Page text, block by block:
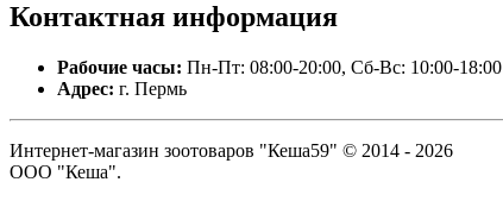
Контактная информация
Рабочие часы: Пн-Пт: 08:00-20:00, Сб-Вс: 10:00-18:00
Адрес: г. Пермь
Интернет-магазин зоотоваров "Кеша59" © 2014 - 2026
ООО "Кеша".